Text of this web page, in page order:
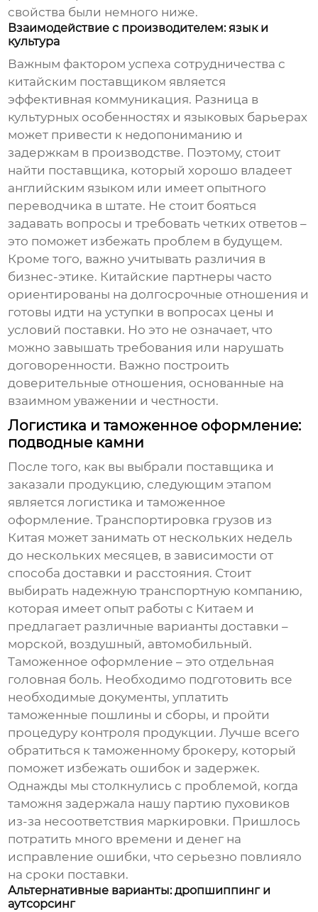
свойства были немного ниже.
Взаимодействие с производителем: язык и
культура
Важным фактором успеха сотрудничества с
китайским поставщиком является
эффективная коммуникация. Разница в
культурных особенностях и языковых барьерах
может привести к недопониманию и
задержкам в производстве. Поэтому, стоит
найти поставщика, который хорошо владеет
английским языком или имеет опытного
переводчика в штате. Не стоит бояться
задавать вопросы и требовать четких ответов –
это поможет избежать проблем в будущем.
Кроме того, важно учитывать различия в
бизнес-этике. Китайские партнеры часто
ориентированы на долгосрочные отношения и
готовы идти на уступки в вопросах цены и
условий поставки. Но это не означает, что
можно завышать требования или нарушать
договоренности. Важно построить
доверительные отношения, основанные на
взаимном уважении и честности.
Логистика и таможенное оформление:
подводные камни
После того, как вы выбрали поставщика и
заказали продукцию, следующим этапом
является логистика и таможенное
оформление. Транспортировка грузов из
Китая может занимать от нескольких недель
до нескольких месяцев, в зависимости от
способа доставки и расстояния. Стоит
выбирать надежную транспортную компанию,
которая имеет опыт работы с Китаем и
предлагает различные варианты доставки –
морской, воздушный, автомобильный.
Таможенное оформление – это отдельная
головная боль. Необходимо подготовить все
необходимые документы, уплатить
таможенные пошлины и сборы, и пройти
процедуру контроля продукции. Лучше всего
обратиться к таможенному брокеру, который
поможет избежать ошибок и задержек.
Однажды мы столкнулись с проблемой, когда
таможня задержала нашу партию пуховиков
из-за несоответствия маркировки. Пришлось
потратить много времени и денег на
исправление ошибки, что серьезно повлияло
на сроки поставки.
Альтернативные варианты: дропшиппинг и
аутсорсинг